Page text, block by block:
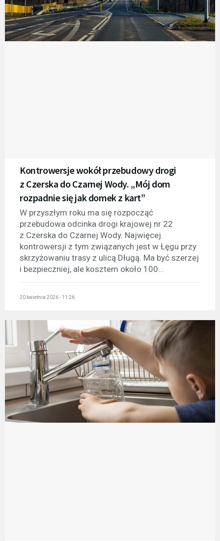
Kontrowersje wokół przebudowy drogi
z Czerska do Czarnej Wody. „Mój dom
rozpadnie się jak domek z kart”
W przyszłym roku ma się rozpocząć
przebudowa odcinka drogi krajowej nr 22
z Czerska do Czarnej Wody. Najwięcej
kontrowersji z tym związanych jest w Łęgu przy
skrzyżowaniu trasy z ulicą Długą. Ma być szerzej
i bezpieczniej, ale kosztem około 100...
20 kwietnia 2026 - 11:26